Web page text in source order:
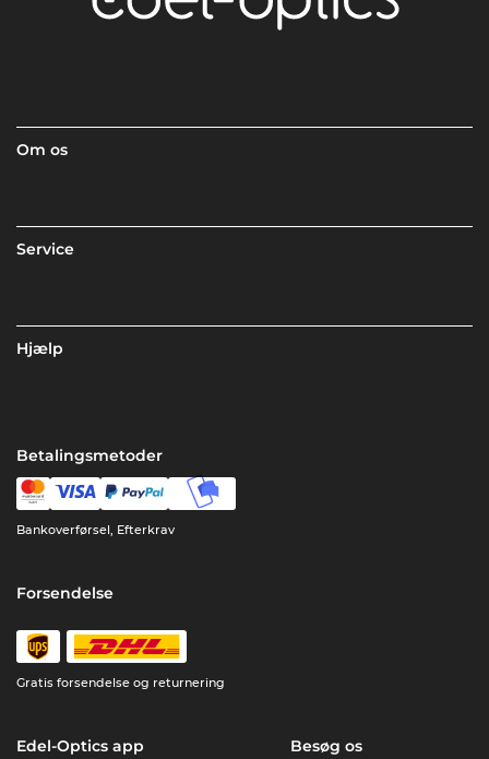
Om os
Service
Hjælp
Betalingsmetoder
Bankoverførsel, Efterkrav
Forsendelse
Gratis forsendelse og returnering
Edel-Optics app Besøg os